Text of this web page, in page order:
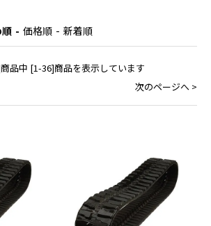
価格順 新着順
品中 [1-36]商品を表示しています
次のページへ >